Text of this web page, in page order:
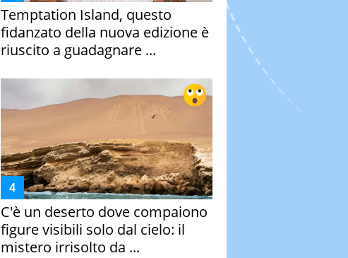
Temptation Island, questo
fidanzato della nuova edizione è
riuscito a guadagnare ...
C'è un deserto dove compaiono
figure visibili solo dal cielo: il
mistero irrisolto da ...